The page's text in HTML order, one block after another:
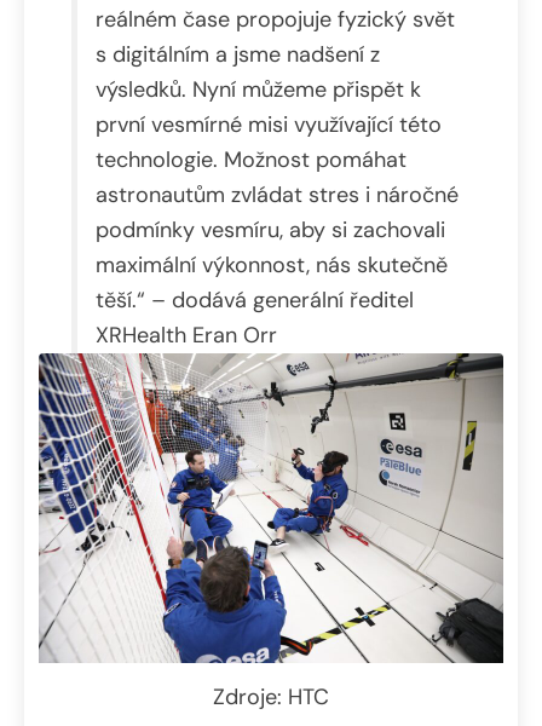
reálném čase propojuje fyzický svět
s digitálním a jsme nadšení z
výsledků. Nyní můžeme přispět k
první vesmírné misi využívající této
technologie. Možnost pomáhat
astronautům zvládat stres i náročné
podmínky vesmíru, aby si zachovali
maximální výkonnost, nás skutečně
těší.“ – dodává generální ředitel
XRHealth Eran Orr
Zdroje: HTC